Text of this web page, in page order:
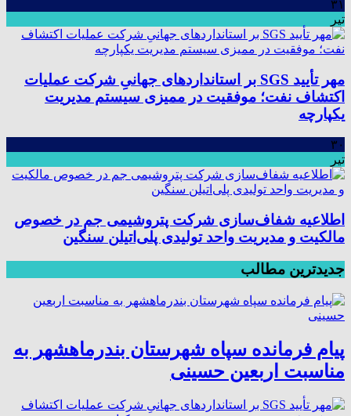
۳۱
تیر
مهر تأیید SGS بر استانداردهای جهانیِ شرکت عملیات
اکتشاف نفت؛ موفقیت در ممیزی سیستم مدیریت
یکپارچه
۳۰
تیر
اطلاعیه شفاف‌سازی شرکت پتروشیمی جم در خصوص
مالکیت و مدیریت واحد تولیدی پلی‌اتیلن سنگین
جدیدترین مطالب
پیام فرمانده سپاه شهرستان بندرماهشهر به
مناسبت اربعین حسینی